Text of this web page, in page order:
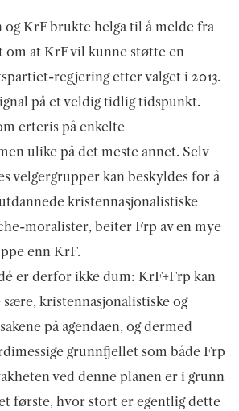
og KrF brukte helga til å melde fra
om at KrF vil kunne støtte en
regjering etter valget i 2013.
på et veldig tidlig tidspunkt.
erteris på enkelte
ulike på det meste annet. Selv
velgergrupper kan beskyldes for å
kristennasjonalistiske
moralister, beiter Frp av en mye
enn KrF.
er derfor ikke dum: KrF+Frp kan
kristennasjonalistiske og
på agendaen, og dermed
grunnfjellet som både Frp
ved denne planen er i grunn
første, hvor stort er egentlig dette